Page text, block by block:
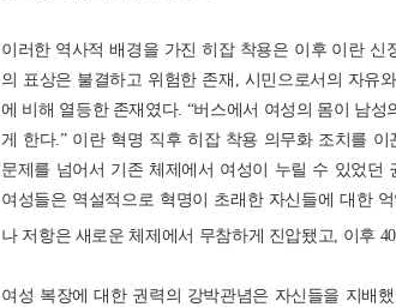
이러한 역사적 배경을 가진 히잡 착용은 이후 이란
의 표상은 불결하고 위험한 존재, 시민으로서의 자유
에 비해 열등한 존재였다. “버스에서 여성의 몸이 남
게 한다.” 이란 혁명 직후 히잡 착용 의무화 조치를
문제를 넘어서 기존 체제에서 여성이 누릴 수 있었던
여성들은 역설적으로 혁명이 초래한 자신들에 대한
나 저항은 새로운 체제에서 무참하게 진압됐고, 이후
여성 복장에 대한 권력의 강박관념은 자신들을 지배